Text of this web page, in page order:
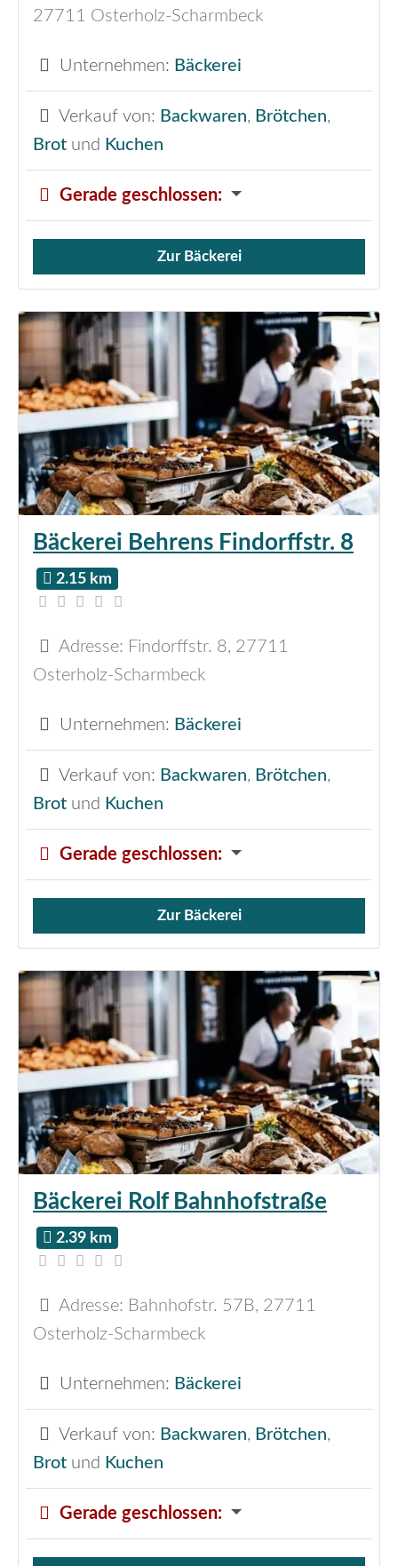
27711 Osterholz-Scharmbeck
Unternehmen: Bäckerei
Verkauf von: Backwaren, Brötchen,
Brot und Kuchen
Gerade geschlossen:
Verkauf von Brötchen,
Zur Bäckerei
Bäckerei Behrens Findorffstr. 8
2.15 km
Adresse: Findorffstr. 8, 27711
Osterholz-Scharmbeck
Unternehmen: Bäckerei
Verkauf von: Backwaren, Brötchen,
Brot und Kuchen
Gerade geschlossen:
Verkauf von Brötchen,
Zur Bäckerei
Bäckerei Rolf Bahnhofstraße
2.39 km
Adresse: Bahnhofstr. 57B, 27711
Osterholz-Scharmbeck
Unternehmen: Bäckerei
Verkauf von: Backwaren, Brötchen,
Brot und Kuchen
Gerade geschlossen: